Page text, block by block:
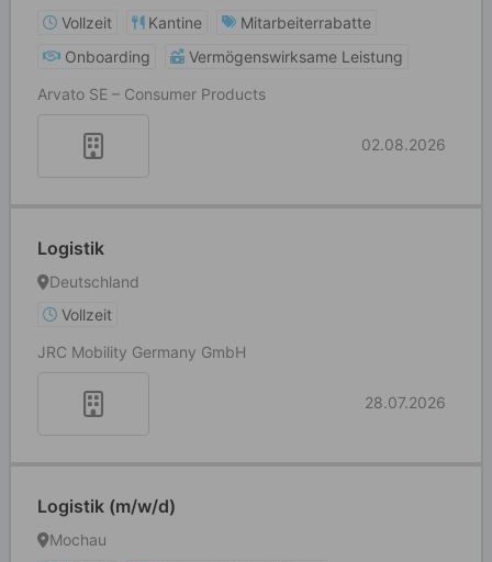
Vollzeit
Kantine
Mitarbeiterrabatte
Onboarding
Vermögenswirksame Leistung
Arvato SE – Consumer Products
02.08.2026
Logistik
Deutschland
Vollzeit
JRC Mobility Germany GmbH
28.07.2026
Logistik (m/w/d)
Mochau